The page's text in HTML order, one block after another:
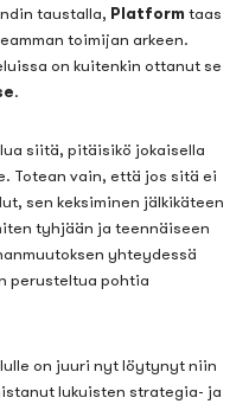
taustalla, Platform taas
toimijan arkeen.
on kuitenkin ottanut se
.
siitä, pitäisikö jokaisella
Totean vain, että jos sitä ei
sen keksiminen jälkikäteen
tyhjään ja teennäiseen
yhteydessä
perusteltua pohtia
on juuri nyt löytynyt niin
lukuisten strategia- ja